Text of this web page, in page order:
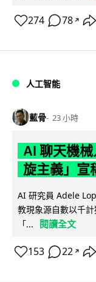
274 78 ↗
人工智能
藍骨 23 小時
AI 聊天機
旋主義」宣
AI 研究員 Adele
教現象源自數以千
「...
閱讀全文
153 22 ↗